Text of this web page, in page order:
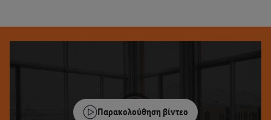
Παρακολούθηση βίντεο